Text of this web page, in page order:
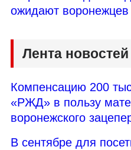
ожидают воронежцев
Лента новостей
Компенсацию 200
«РЖД» в пользу
воронежского
В сентябре для